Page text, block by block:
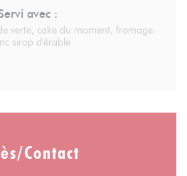
avec :
verte, cake du moment, fromage
sirop d'érable
Contact